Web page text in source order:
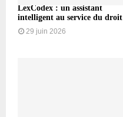
LexCodex : un assistant
intelligent au service du droit
29 juin 2026